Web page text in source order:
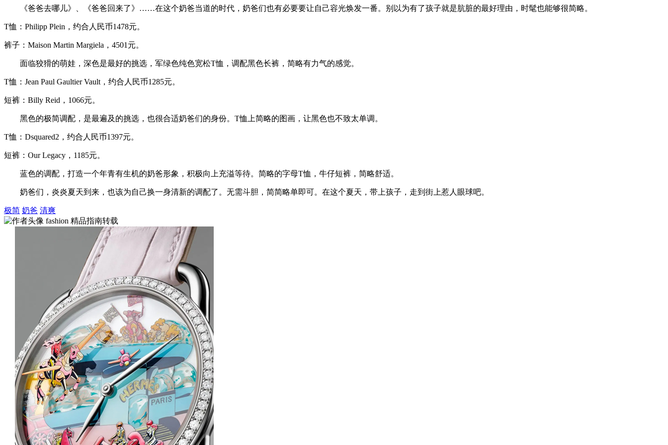
《爸爸去哪儿》、《爸爸回来了》……在这个奶爸当道的时代，奶爸们也有必要要让自己容光焕发一番。别以为有了孩子就是肮脏的最好理由，时髦也能够很简略。
T恤：Philipp Plein，约合人民币1478元。
裤子：Maison Martin Margiela，4501元。
面临狡猾的萌娃，深色是最好的挑选，军绿色纯色宽松T恤，调配黑色长裤，简略有力气的感觉。
T恤：Jean Paul Gaultier Vault，约合人民币1285元。
短裤：Billy Reid，1066元。
黑色的极简调配，是最遍及的挑选，也很合适奶爸们的身份。T恤上简略的图画，让黑色也不致太单调。
T恤：Dsquared2，约合人民币1397元。
短裤：Our Legacy，1185元。
蓝色的调配，打造一个年青有生机的奶爸形象，积极向上充溢等待。简略的字母T恤，牛仔短裤，简略舒适。
奶爸们，炎炎夏天到来，也该为自己换一身清新的调配了。无需斗胆，简简略单即可。在这个夏天，带上孩子，走到街上惹人眼球吧。
极简 奶爸 清爽
fashion 精品指南转载